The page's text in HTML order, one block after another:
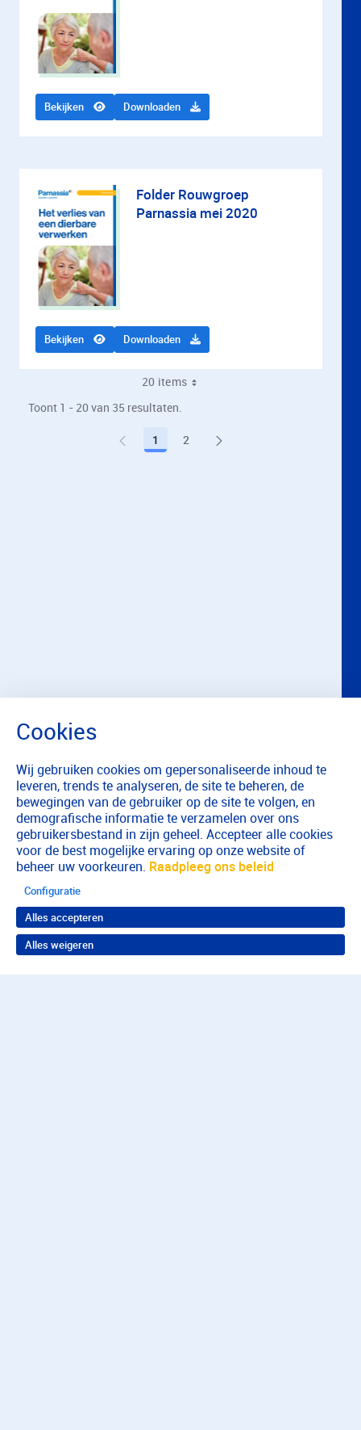
Bekijken Downloaden
Folder Rouwgroep
Parnassia mei 2020
Bekijken Downloaden
20 items
Toont 1 - 20 van 35 resultaten.
1 2
Wij gebruiken cookies om gepersonaliseerde inhoud te
leveren, trends te analyseren, de site te beheren, de
bewegingen van de gebruiker op de site te volgen, en
demografische informatie te verzamelen over ons
gebruikersbestand in zijn geheel. Accepteer alle cookies
voor de best mogelijke ervaring op onze website of
beheer uw voorkeuren. Raadpleeg ons beleid
Configuratie
Alles accepteren
Alles weigeren